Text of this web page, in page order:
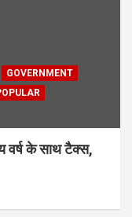
GOVERNMENT
वर्ष के साथ टैक्स,